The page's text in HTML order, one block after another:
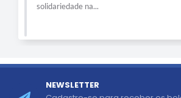
solidariedade na...
NEWSLETTER